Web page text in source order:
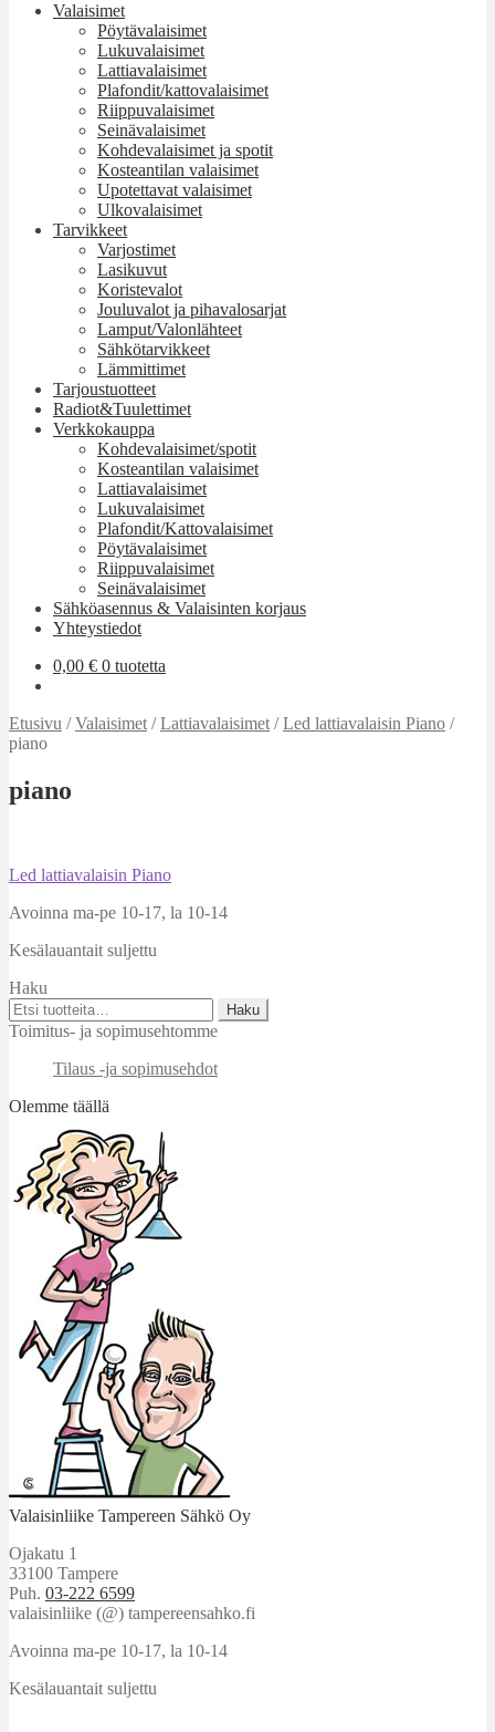
Valaisimet
Pöytävalaisimet
Lukuvalaisimet
Lattiavalaisimet
Plafondit/kattovalaisimet
Riippuvalaisimet
Seinävalaisimet
Kohdevalaisimet ja spotit
Kosteantilan valaisimet
Upotettavat valaisimet
Ulkovalaisimet
Tarvikkeet
Varjostimet
Lasikuvut
Koristevalot
Jouluvalot ja pihavalosarjat
Lamput/Valonlähteet
Sähkötarvikkeet
Lämmittimet
Tarjoustuotteet
Radiot&Tuulettimet
Verkkokauppa
Kohdevalaisimet/spotit
Kosteantilan valaisimet
Lattiavalaisimet
Lukuvalaisimet
Plafondit/Kattovalaisimet
Pöytävalaisimet
Riippuvalaisimet
Seinävalaisimet
Sähköasennus & Valaisinten korjaus
Yhteystiedot
0,00 € 0 tuotetta
Etusivu /Valaisimet /Lattiavalaisimet /Led lattiavalaisin Piano /
piano
piano
Artikkelien
selaus
Edellinen
Led lattiavalaisin Piano
Avoinna ma-pe 10-17, la 10-14
Kesälauantait suljettu
Haku
Etsi:
Haku
Toimitus- ja sopimusehtomme
Tilaus -ja sopimusehdot
Olemme täällä
Valaisinliike Tampereen Sähkö Oy
Ojakatu 1
33100 Tampere
Puh. 03-222 6599
valaisinliike (@) tampereensahko.fi
Avoinna ma-pe 10-17, la 10-14
Kesälauantait suljettu